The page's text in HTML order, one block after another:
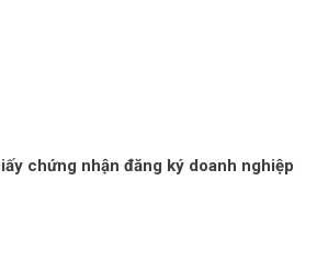
chứng nhận đăng ký doanh nghiệp